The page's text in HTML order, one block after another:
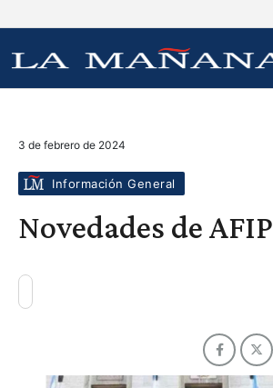
3 de febrero de 2024
Información General
Novedades de AFIP